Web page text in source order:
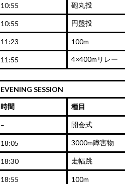
10:55 砲丸投
10:55 円盤投
11:23 100m
11:55 4×400mリレー
EVENING SESSION
時間
種目
– 開会式
18:05 3000m障害物
18:30 走幅跳
18:55 100m